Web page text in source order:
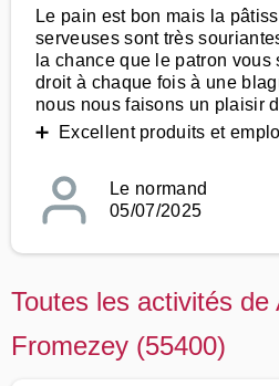
Le pain est bon mais la
serveuses sont très
la chance que le patron
droit à chaque fois à une
nous nous faisons un plaisir
➕ Excellent produits et
Le normand
05/07/2025
Toutes les activités de
Fromezey (55400)